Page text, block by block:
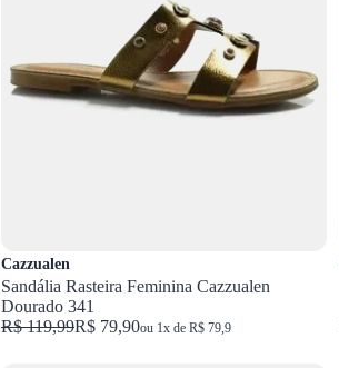
Cazzualen
Sandália Rasteira Feminina Cazzualen
Dourado 341
R$ 119,99R$ 79,90ou 1x de R$ 79,9